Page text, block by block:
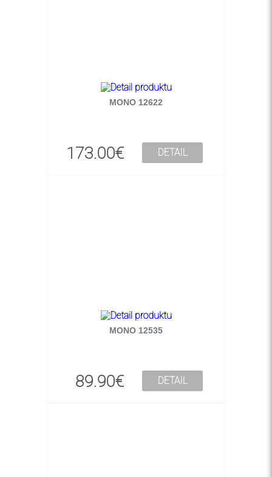
MONO 12622
173.00€ DETAIL
MONO 12535
89.90€ DETAIL